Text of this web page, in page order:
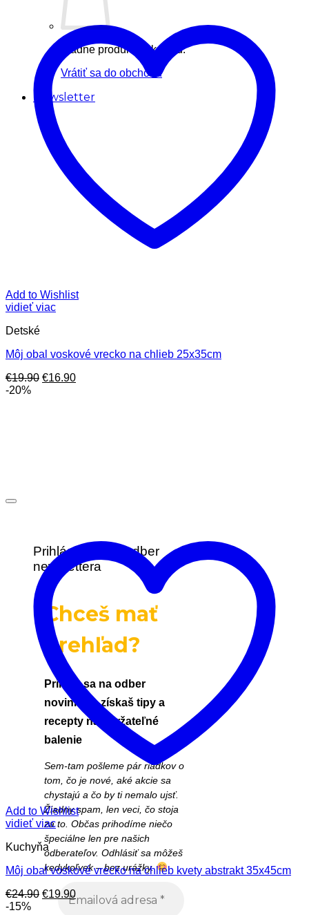
Žiadne produkty v košíku.
Vrátiť sa do obchodu
Newsletter
Prihláste sa na odber
newslettera
Chceš mať
prehľad?
Prihlás sa na odber
noviniek a získaš tipy a
recepty na udržateľné
balenie
Sem-tam pošleme pár riadkov o
tom, čo je nové, aké akcie sa
chystajú a čo by ti nemalo ujsť.
Žiadny spam, len veci, čo stoja
za to. Občas prihodíme niečo
špeciálne len pre našich
odberateľov. Odhlásiť sa môžeš
kedykoľvek – bez urážky.
Add to Wishlist
vidieť viac
Detské
Môj obal voskové vrecko na chlieb 25x35cm
€19.90 Pôvodná
€16.90Aktuálna
-20%
Add to Wishlist
vidieť viac
Kuchyňa
Môj obal voskové vrecko na chlieb kvety abstrakt 35x45cm
€24.90 Pôvodná
€19.90Aktuálna
cena
-15%